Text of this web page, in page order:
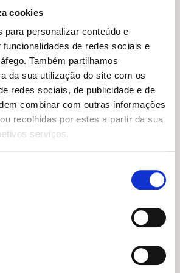
cookies
para personalizar conteúdo e
de redes sociais e
Também partilhamos
da sua utilização do site com os
redes sociais, de publicidade e de
combinar com outras informações
recolhidas por estes a partir da sua
serviços.
preço
12,55 €.
11,30€O
preço
é:
11,30 €.
A Lamentabilíssima
William Shakespeare